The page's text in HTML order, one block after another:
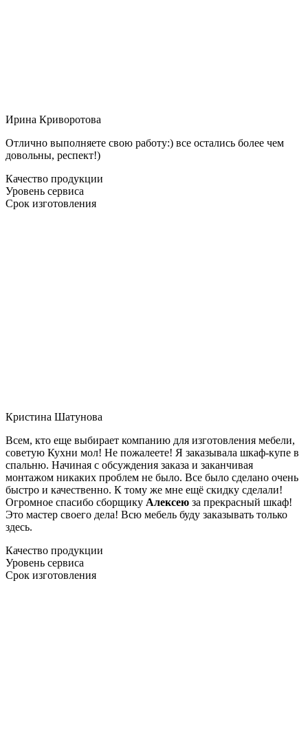
Ирина Криворотова
Отлично выполняете свою работу:) все остались более чем
довольны, респект!)
Качество продукции
Уровень сервиса
Срок изготовления
Кристина Шатунова
Всем, кто еще выбирает компанию для изготовления мебели,
советую Кухни мол! Не пожалеете! Я заказывала шкаф-купе в
спальню. Начиная с обсуждения заказа и заканчивая
монтажом никаких проблем не было. Все было сделано очень
быстро и качественно. К тому же мне ещё скидку сделали!
Огромное спасибо сборщику Алексею за прекрасный шкаф!
Это мастер своего дела! Всю мебель буду заказывать только
здесь.
Качество продукции
Уровень сервиса
Срок изготовления